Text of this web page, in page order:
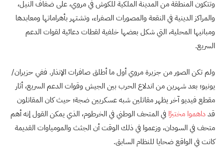
وتتكون المنطقة من المدينة الملكية للكوش في مروي، على ضفاف النيل،
والمراكز الدينية في النقعة والمصورات الصفراء، وتشتهر بأهراماتها ومعابدها
ومبانيها المحلية، التي شكل بعضها خلفية لقطات دعائية لقوات الدعم
السريع.
ولم تكن الصور من جزيرة مروي أول ما أطلق صافرات الإنذار. ففي حزيران/
يونيو؛ بعد شهرين من اندلاع الحرب بين الجيش وقوات الدعم السريع، أثار
مقطع فيديو آخر يظهر مقاتلين شبه عسكريين ضجة؛ حيث كان المقاتلون
قدداهموا مختبرًا في المتحف الوطني في الخرطوم، الذي يمكن القول إنه أهم
متحف في السودان، وزعموا في ذلك الوقت أن الجثث والمومياوات القديمة
كانت في الواقع ضحايا للنظام السابق.